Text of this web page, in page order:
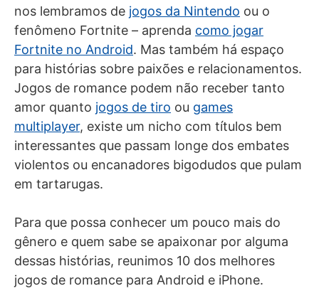
nos lembramos de jogos da Nintendo ou o
fenômeno Fortnite – aprenda como jogar
Fortnite no Android. Mas também há espaço
para histórias sobre paixões e relacionamentos.
Jogos de romance podem não receber tanto
amor quanto jogos de tiro ou games
multiplayer, existe um nicho com títulos bem
interessantes que passam longe dos embates
violentos ou encanadores bigodudos que pulam
em tartarugas.
Para que possa conhecer um pouco mais do
gênero e quem sabe se apaixonar por alguma
dessas histórias, reunimos 10 dos melhores
jogos de romance para Android e iPhone.